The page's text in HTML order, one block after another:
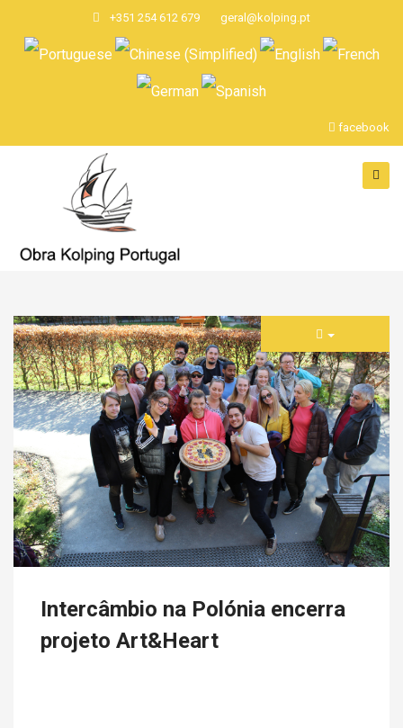
+351 254 612 679 geral@kolping.pt
facebook
Intercâmbio na Polónia encerra
projeto Art&Heart